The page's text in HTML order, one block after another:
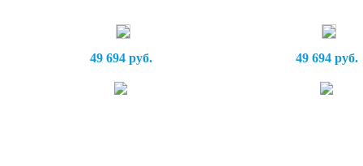
49 694 руб. 49 694 руб.